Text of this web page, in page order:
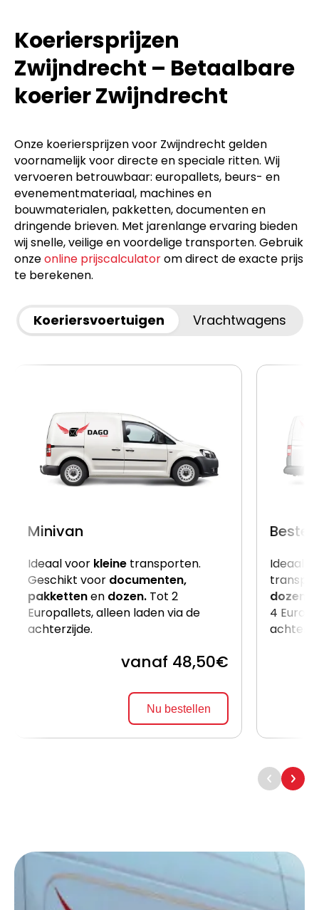
Koeriersprijzen
Zwijndrecht – Betaalbare
koerier Zwijndrecht
Onze koeriersprijzen voor Zwijndrecht gelden
voornamelijk voor directe en speciale ritten. Wij
vervoeren betrouwbaar: europallets, beurs- en
evenementmateriaal, machines en
bouwmaterialen, pakketten, documenten en
dringende brieven. Met jarenlange ervaring bieden
wij snelle, veilige en voordelige transporten. Gebruik
onzeonline prijscalculatorom direct de exacte prijs
te berekenen.
Koeriersvoertuigen Vrachtwagens
Minivan
Ideaal voor kleine transporten.
Geschikt voor documenten,
pakkettenen dozen. Tot 2
Europallets, alleen laden via de
achterzijde.
vanaf 48,50€
Nu bestellen
Ideaal
dozen
4